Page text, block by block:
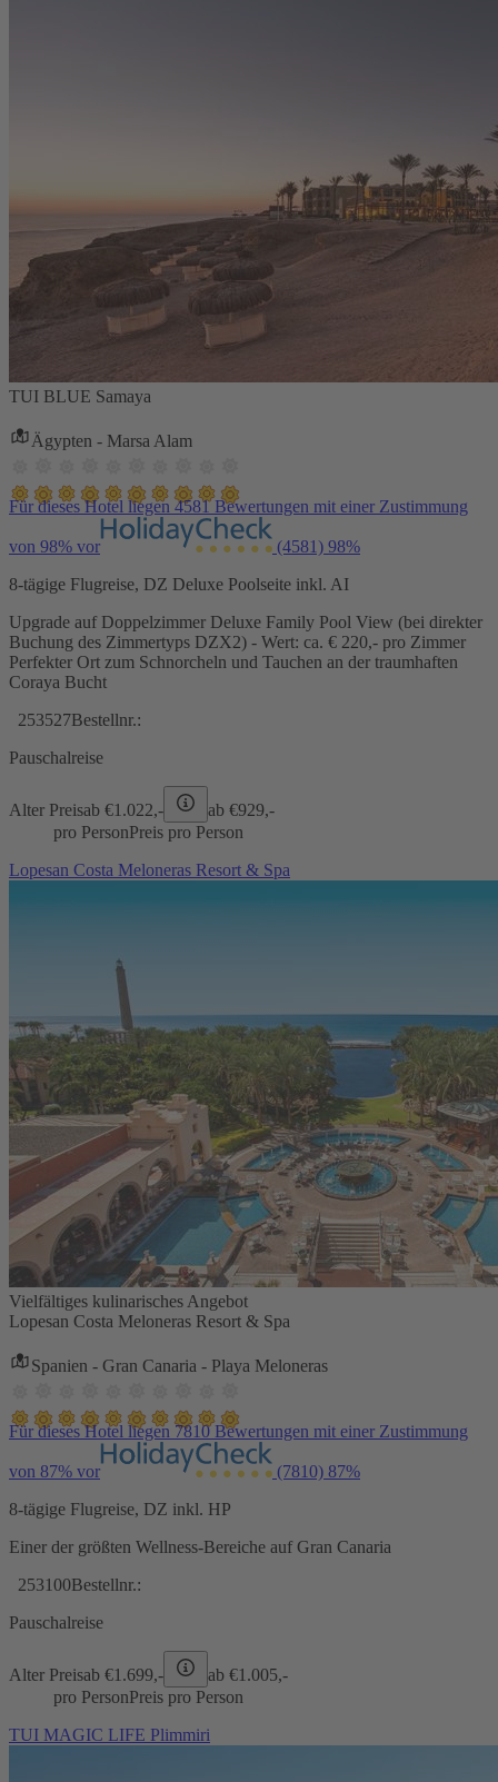
TUI BLUE Samaya
Ägypten - Marsa Alam
Für dieses Hotel liegen 4581 Bewertungen mit einer Zustimmung
von 98% vor (4581) 98%
8-tägige Flugreise, DZ Deluxe Poolseite inkl. AI
Upgrade auf Doppelzimmer Deluxe Family Pool View (bei direkter
Buchung des Zimmertyps DZX2) - Wert: ca. € 220,- pro Zimmer
Perfekter Ort zum Schnorcheln und Tauchen an der traumhaften
Coraya Bucht
253527Bestellnr.:
Pauschalreise
Alter Preisab €1.022,- ab €929,-
pro PersonPreis pro Person
Lopesan Costa Meloneras Resort & Spa
Vielfältiges kulinarisches Angebot
Lopesan Costa Meloneras Resort & Spa
Spanien - Gran Canaria - Playa Meloneras
Für dieses Hotel liegen 7810 Bewertungen mit einer Zustimmung
von 87% vor (7810) 87%
8-tägige Flugreise, DZ inkl. HP
Einer der größten Wellness-Bereiche auf Gran Canaria
253100Bestellnr.:
Pauschalreise
Alter Preisab €1.699,- ab €1.005,-
pro PersonPreis pro Person
TUI MAGIC LIFE Plimmiri